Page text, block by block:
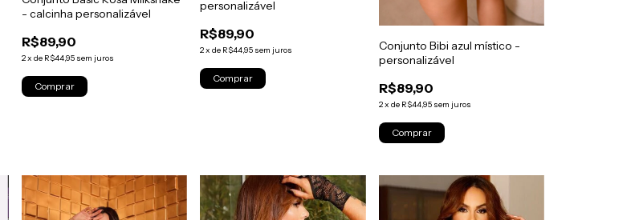
- calcinha personalizável
R$89,90
2x de R$44,95 sem juros
Comprar
personalizável
R$89,90
2xde R$44,95 sem juros
Comprar
Conjunto Bibi azul místico -
personalizável
R$89,90
2x de R$44,95 sem juros
Comprar